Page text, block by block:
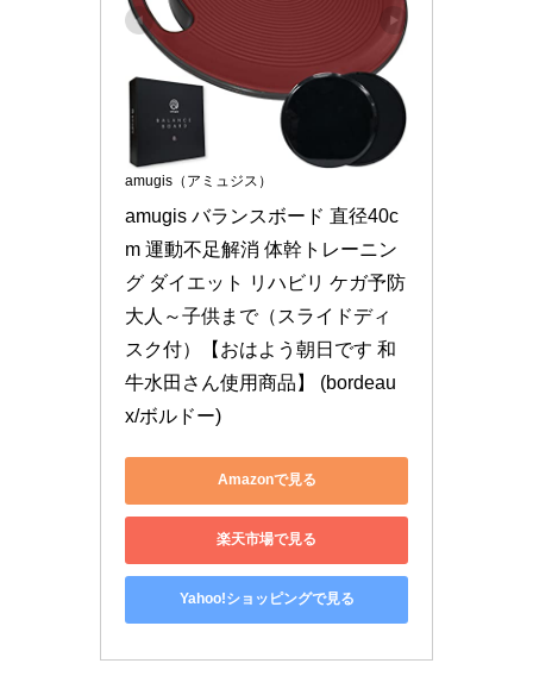
amugis（アミュジス）
amugis バランスボード 直径40c
m 運動不足解消 体幹トレーニン
グ ダイエット リハビリ ケガ予防
大人～子供まで（スライドディ
スク付）【おはよう朝日です 和
牛水田さん使用商品】 (bordeau
x/ボルドー)
Amazonで見る
楽天市場で見る
Yahoo!ショッピングで見る